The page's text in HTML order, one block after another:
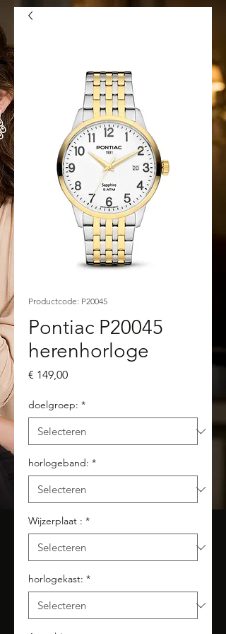
Productcode: P20045
Pontiac P20045
herenhorloge
€ 149,00Prijs
doelgroep: *
horlogeband: *
Wijzerplaat : *
horlogekast: *